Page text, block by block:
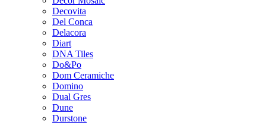
Decovita
Del Conca
Delacora
Diart
DNA Tiles
Do&Po
Dom Ceramiche
Domino
Dual Gres
Dune
Durstone